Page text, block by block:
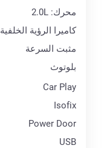
محرك: 2.0L
كاميرا الرؤية الخلفية
مثبت السرعة
بلوتوث
Car Play
Isofix
Power Door
USB